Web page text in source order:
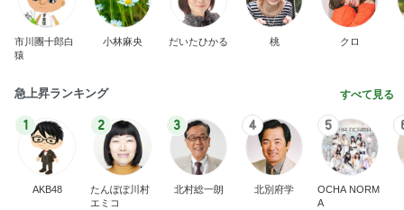
市川團十郎白
猿
小林麻央 だいたひかる 桃 クロ
急上昇ランキング すべて見る
1
AKB48
2
たんぽぽ川村
エミコ
3
北村総一朗
4
北別府学
5
OCHA NORM
A